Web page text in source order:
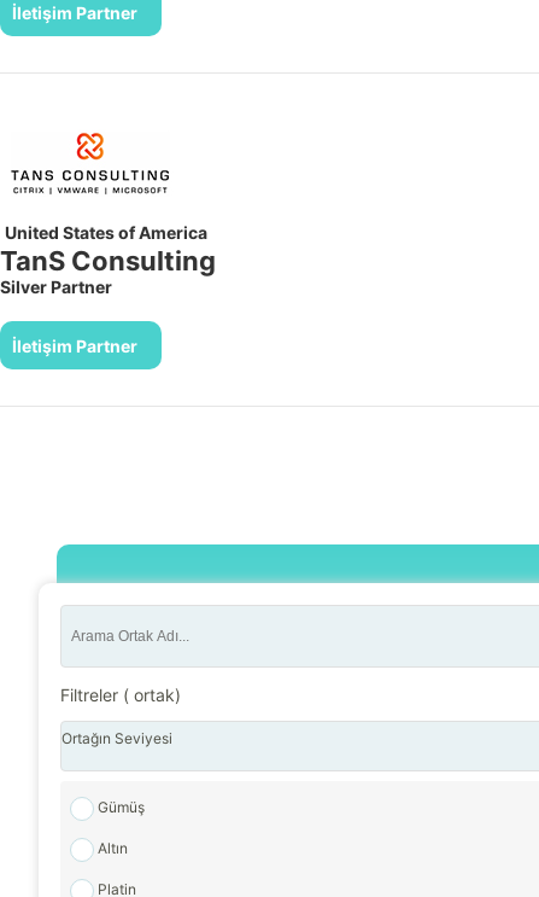
İletişim Partner
United States of America
TanS Consulting
Silver Partner
İletişim Partner
Filtreler ( ortak)
Ortağın Seviyesi
Gümüş
Altın
Platin